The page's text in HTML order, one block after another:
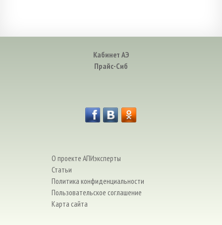
Кабинет АЭ
Прайс-Сиб
О проекте АПИэксперты
Статьи
Политика конфиденциальности
Пользовательское соглашение
Карта сайта